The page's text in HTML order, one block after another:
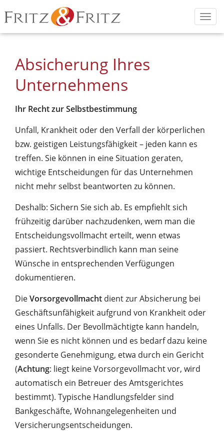
&
Fritz
Sachverständige
und
Versicherungsmakler
Hotels
Discos.
Absicherung Ihres
Unternehmens
Ihr Recht zur Selbstbestimmung
Unfall, Krankheit oder den Verfall der körperlichen
bzw. geistigen Leistungsfähigkeit – jeden kann es
treffen. Sie können in eine Situation geraten,
wichtige Entscheidungen für das Unternehmen
nicht mehr selbst beantworten zu können.
Deshalb: Sichern Sie sich ab. Es empfiehlt sich
frühzeitig darüber nachzudenken, wem man die
Entscheidungsvollmacht erteilt, wenn etwas
passiert. Rechtsverbindlich kann man seine
Wünsche in entsprechenden Verfügungen
dokumentieren.
DieVorsorgevollmacht dient zur Absicherung bei
Geschäftsunfähigkeit aufgrund von Krankheit oder
eines Unfalls. Der Bevollmächtigte kann handeln,
wenn Sie es nicht können und es bedarf dazu keine
gesonderte Genehmigung, etwa durch ein Gericht
(Achtung: liegt keine Vorsorgevollmacht vor, wird
automatisch ein Betreuer des Amtsgerichtes
bestimmt). Typische Handlungsfelder sind
Bankgeschäfte, Wohnangelegenheiten und
Versicherungsentscheidungen.